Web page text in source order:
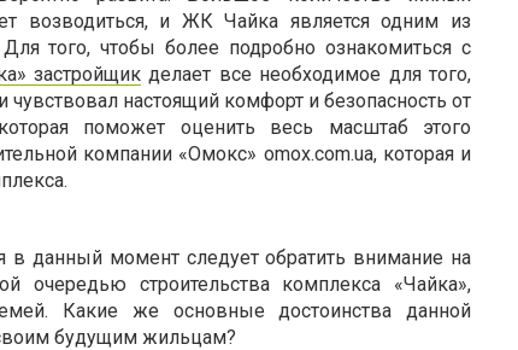
возводиться, и ЖК Чайка является одним из
того, чтобы более подробно ознакомиться с
застройщикделает все необходимое для того,
настоящий комфорт и безопасность от
поможет оценить весь масштаб этого
компании «Омокс» omox.com.ua, которая и
в данный момент следует обратить внимание на
очередью строительства комплекса «Чайка»,
Какие же основные достоинства данной
будущим жильцам?